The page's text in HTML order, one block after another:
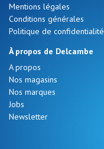
Mentions légales
Conditions générales
Politique de confidentialité
À propos de Delcambe
A propos
Nos magasins
Nos marques
Jobs
Newsletter